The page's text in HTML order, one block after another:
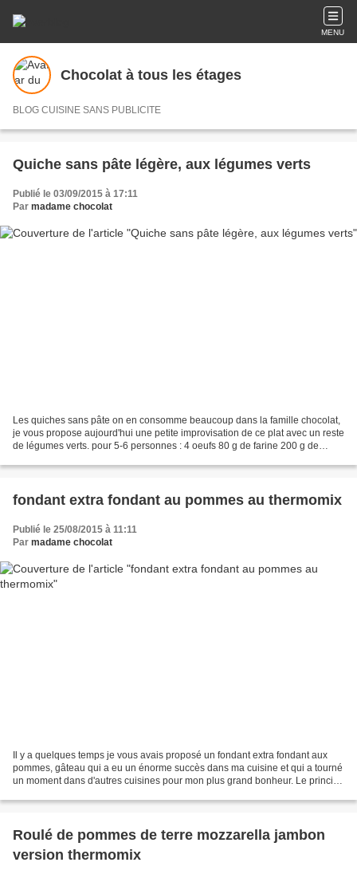
MENU
Chocolat à tous les étages
BLOG CUISINE SANS PUBLICITE
Quiche sans pâte légère, aux légumes verts
Publié le 03/09/2015 à 17:11
Par madame chocolat
Les quiches sans pâte on en consomme beaucoup dans la famille chocolat,
je vous propose aujourd'hui une petite improvisation de ce plat avec un reste
de légumes verts. pour 5-6 personnes : 4 oeufs 80 g de farine 200 g de
fondant extra fondant au pommes au thermomix
Publié le 25/08/2015 à 11:11
Par madame chocolat
Il y a quelques temps je vous avais proposé un fondant extra fondant aux
pommes, gâteau qui a eu un énorme succès dans ma cuisine et qui a tourné
un moment dans d'autres cuisines pour mon plus grand bonheur. Le principe
Roulé de pommes de terre mozzarella jambon
version thermomix